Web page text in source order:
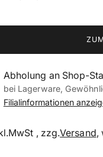
Abholung an Shop-
bei Lagerware,
Filialinformationen
, zzg.Versand,